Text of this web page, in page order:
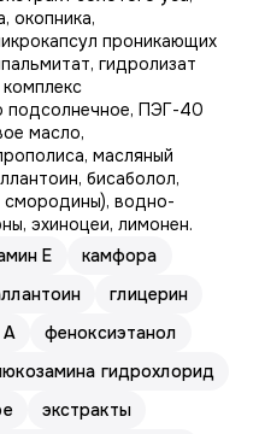
окопника,
проникающих
гидролизат
подсолнечное, ПЭГ-40
масло,
масляный
бисаболол,
смородины), водно-
эхиноцеи, лимонен.
E
камфора
глицерин
А
феноксиэтанол
гидрохлорид
экстракты